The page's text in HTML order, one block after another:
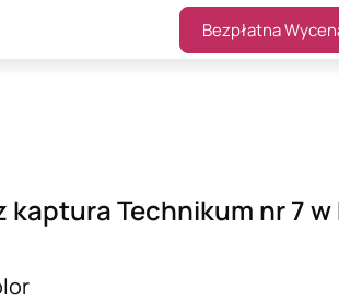
Bezpłatna
kaptura Technikum nr 7